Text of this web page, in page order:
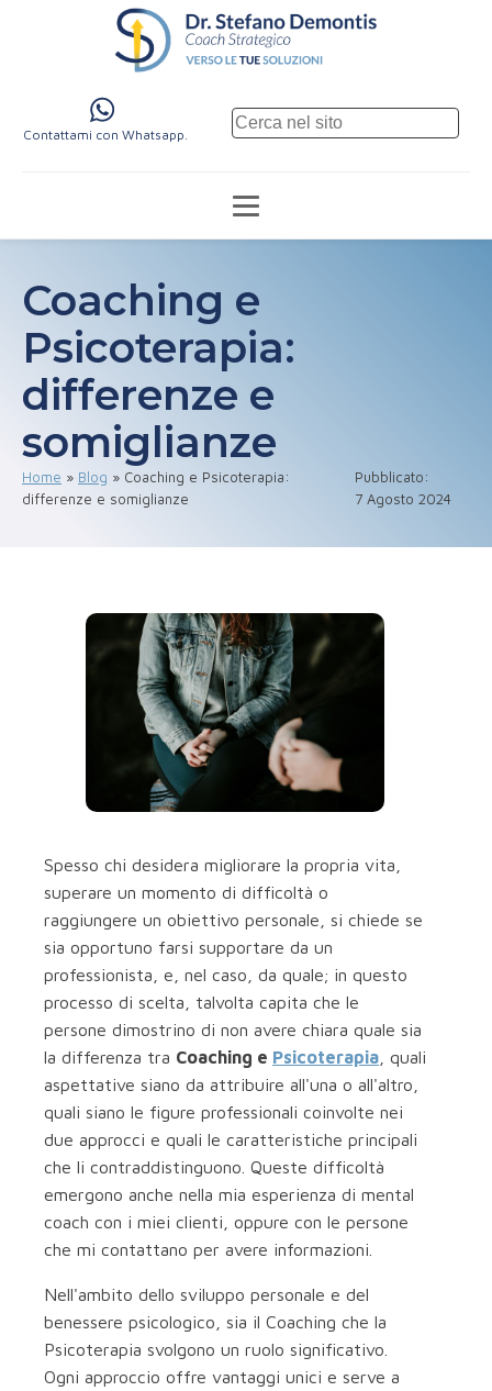
Contattami con Whatsapp.
Coaching e
Psicoterapia:
differenze e
somiglianze
Home » Blog » Coaching e Psicoterapia:
differenze e somiglianze
Pubblicato:
7 Agosto 2024
Spesso chi desidera migliorare la propria vita,
superare un momento di difficoltà o
raggiungere un obiettivo personale, si chiede se
sia opportuno farsi supportare da un
professionista, e, nel caso, da quale; in questo
processo di scelta, talvolta capita che le
persone dimostrino di non avere chiara quale sia
la differenza tra Coaching e Psicoterapia , quali
aspettative siano da attribuire all'una o all'altro,
quali siano le figure professionali coinvolte nei
due approcci e quali le caratteristiche principali
che li contraddistinguono. Queste difficoltà
emergono anche nella mia esperienza di mental
coach con i miei clienti, oppure con le persone
che mi contattano per avere informazioni.
Nell'ambito dello sviluppo personale e del
benessere psicologico, sia il Coaching che la
Psicoterapia svolgono un ruolo significativo.
Ogni approccio offre vantaggi unici e serve a